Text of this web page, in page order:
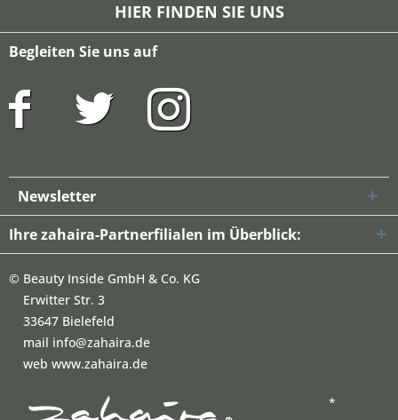
HIER FINDEN SIE UNS
Begleiten Sie uns auf
Newsletter
Ihre zahaira-Partnerfilialen im Überblick:
© Beauty Inside GmbH & Co. KG
Erwitter Str. 3
33647 Bielefeld
mail info@zahaira.de
web www.zahaira.de
*